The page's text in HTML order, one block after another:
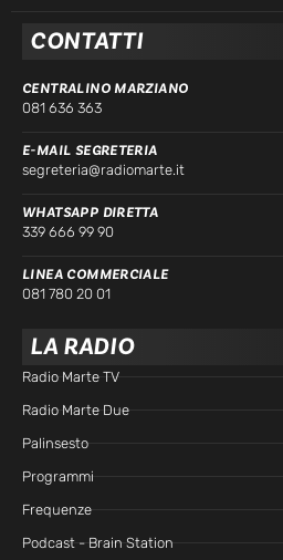
CONTATTI
CENTRALINO MARZIANO
081 636 363
E-MAIL SEGRETERIA
segreteria@radiomarte.it
WHATSAPP DIRETTA
339 666 99 90
LINEA COMMERCIALE
081 780 20 01
LA RADIO
Radio Marte TV
Radio Marte Due
Palinsesto
Programmi
Frequenze
Podcast - Brain Station